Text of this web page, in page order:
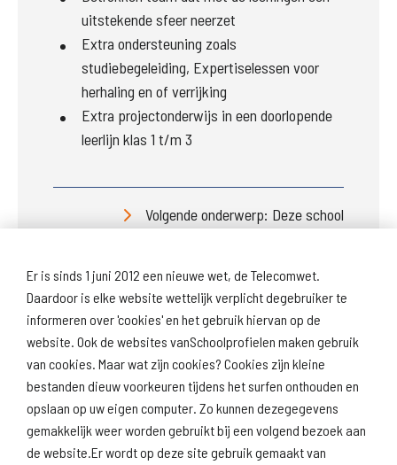
Er is sinds 1 juni 2012 een nieuwe wet, de Telecomwet.
Daardoor is elke website wettelijk verplicht degebruiker te
informeren over 'cookies' en het gebruik hiervan op de
website. Ook de websites vanSchoolprofielen maken gebruik
van cookies. Maar wat zijn cookies? Cookies zijn kleine
bestanden dieuw voorkeuren tijdens het surfen onthouden en
opslaan op uw eigen computer. Zo kunnen dezegegevens
gemakkelijk weer worden gebruikt bij een volgend bezoek aan
de website.Er wordt op deze site gebruik gemaakt van
uitstekende sfeer neerzet
Extra ondersteuning zoals
studiebegeleiding, Expertiselessen voor
herhaling en of verrijking
Extra projectonderwijs in een doorlopende
leerlijn klas 1 t/m 3
Volgende onderwerp: Deze school
Download
schoolprofiel
Naar
schoolresultaten